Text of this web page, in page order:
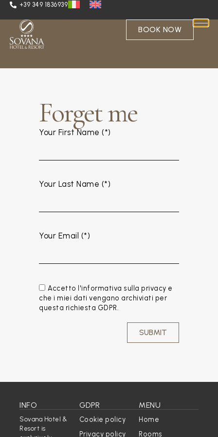
+39 349 1836939
BOOK NOW
Forget me
Your First Name (*)
Your Last Name (*)
Your Email (*)
Accetto l'informativa sulla privacy e
che i miei dati vengano archiviati per
questa richiesta GDPR.
INFO
Sovana Hotel &
Resort is
GDPR
Cookie policy
Privacy policy
MENU
Home
Rooms